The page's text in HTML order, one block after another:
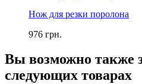
Нож для резки поролона
976 грн.
Вы возможно также
следующих товарах